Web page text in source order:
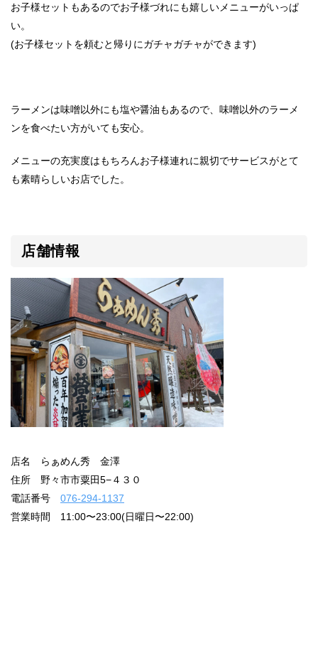
お子様セットもあるのでお子様づれにも嬉しいメニューがいっぱ
い。
(お子様セットを頼むと帰りにガチャガチャができます)
ラーメンは味噌以外にも塩や醤油もあるので、味噌以外のラーメ
ンを食べたい方がいても安心。
メニューの充実度はもちろんお子様連れに親切でサービスがとて
も素晴らしいお店でした。
店舗情報
店名 らぁめん秀 金澤
住所 野々市市粟田5−４３０
電話番号 076-294-1137
営業時間 11:00〜23:00(日曜日〜22:00)